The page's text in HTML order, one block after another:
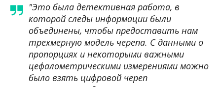
"Это была детективная работа, в
которой следы информации были
объединены, чтобы предоставить нам
трехмерную модель черепа. С данными о
пропорциях и некоторыми важными
цефалометрическими измерениями можно
было взять цифровой череп